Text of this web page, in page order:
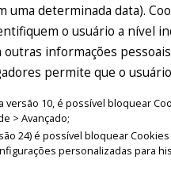
uma determinada data).
o usuário a nível
outras informações
permite que o
versão 10, é possível bloquear
> Avançado;
24) é possível bloquear
personalizadas para